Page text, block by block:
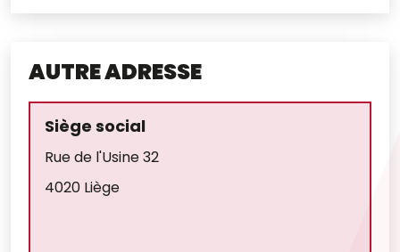
AUTRE ADRESSE
Siège social
Rue de l'Usine 32
4020 Liège